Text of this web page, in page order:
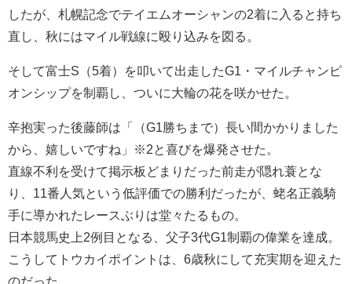
したが、札幌記念でテイエムオーシャンの2着に入ると持ち
直し、秋にはマイル戦線に殴り込みを図る。
そして富士S（5着）を叩いて出走したG1・マイルチャンピ
オンシップを制覇し、ついに大輪の花を咲かせた。
辛抱実った後藤師は「（G1勝ちまで）長い間かかりました
から、嬉しいですね」※2と喜びを爆発させた。
直線不利を受けて掲示板どまりだった前走が隠れ蓑とな
り、11番人気という低評価での勝利だったが、蛯名正義騎
手に導かれたレースぶりは堂々たるもの。
日本競馬史上2例目となる、父子3代G1制覇の偉業を達成。
こうしてトウカイポイントは、6歳秋にして充実期を迎えた
のだった。